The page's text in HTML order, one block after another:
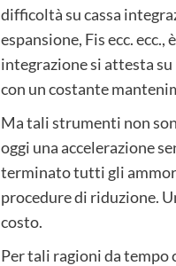
difficoltà su cassa
espansione, Fis ecc.
integrazione si attesta su
con un costante
Ma tali strumenti non
oggi una accelerazione
terminato tutti gli
procedure di riduzione.
costo.
Per tali ragioni da tempo